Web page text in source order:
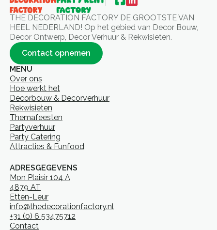
THE DECORATION FACTORY DE GROOTSTE VAN
HEEL NEDERLAND! Op het gebied van Decor Bouw,
Decor Ontwerp, Decor Verhuur & Rekwisieten.
Contact opnemen
MENU
Over ons
Hoe werkt het
Decorbouw & Decorverhuur
Rekwisieten
Themafeesten
Partyverhuur
Party Catering
Attracties & Funfood
ADRESGEGEVENS
Mon Plaisir 104 A
4879 AT
Etten-Leur
info@thedecorationfactory.nl
+31 (0) 6 53475712
Contact